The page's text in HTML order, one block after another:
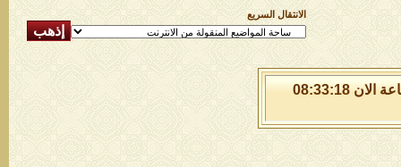
الانتقال السريع
الخميس 6 من اغسطس 2026 , الساعة الان 08:33:18